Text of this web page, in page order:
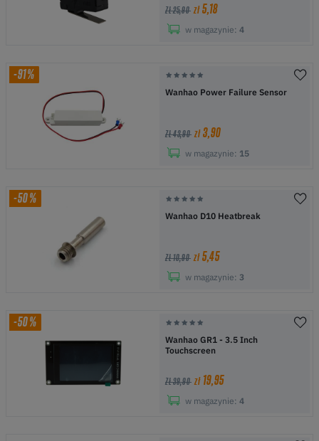
ZŁ 25,90 zł5,18
w magazynie: 4
-91%
Wanhao Power Failure Sensor
ZŁ 43,90 zł3,90
w magazynie: 15
-50%
Wanhao D10 Heatbreak
ZŁ 10,90 zł5,45
w magazynie: 3
-50%
Wanhao GR1 - 3.5 Inch
Touchscreen
ZŁ 39,90 zł19,95
w magazynie: 4